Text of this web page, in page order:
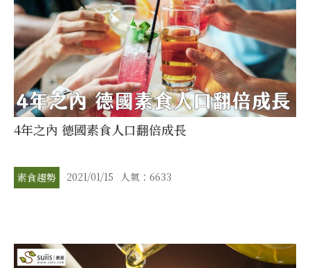
4年之內 德國素食人口翻倍成長
素食趨勢 2021/01/15 人氣：6633